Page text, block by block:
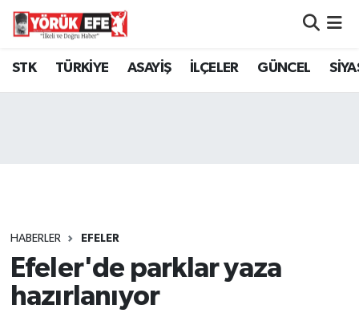
STK TÜRKİYE ASAYİŞ İLÇELER GÜNCEL
HABERLER EFELER
Efeler'de parklar yaza
hazırlanıyor
Aydın Nöbetçi Eczaneler
Tüm Manşetler
Son Dakika Haberleri